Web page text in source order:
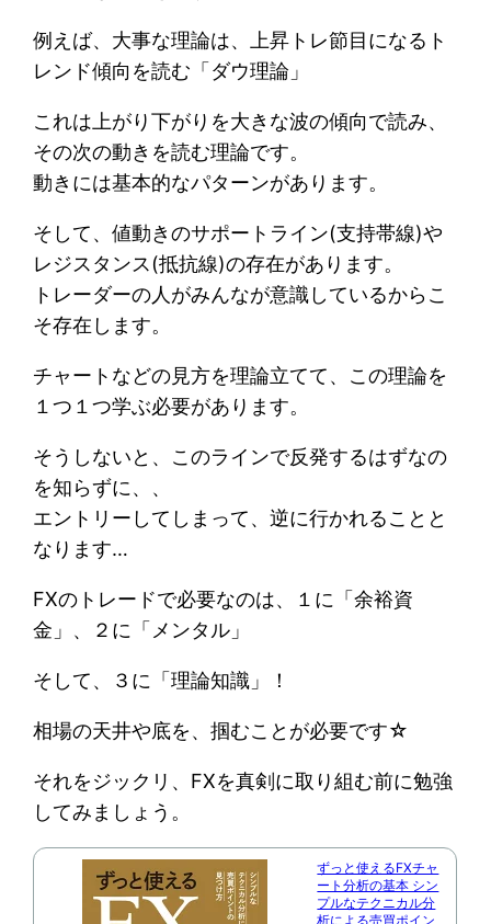
例えば、大事な理論は、上昇トレ節目になるト
レンド傾向を読む「ダウ理論」
これは上がり下がりを大きな波の傾向で読み、
その次の動きを読む理論です。
動きには基本的なパターンがあります。
そして、値動きのサポートライン(支持帯線)や
レジスタンス(抵抗線)の存在があります。
トレーダーの人がみんなが意識しているからこ
そ存在します。
チャートなどの見方を理論立てて、この理論を
１つ１つ学ぶ必要があります。
そうしないと、このラインで反発するはずなの
を知らずに、、
エントリーしてしまって、逆に行かれることと
なります…
FXのトレードで必要なのは、１に「余裕資
金」、２に「メンタル」
そして、３に「理論知識」！
相場の天井や底を、掴むことが必要です☆
それをジックリ、FXを真剣に取り組む前に勉強
してみましょう。
ずっと使えるFXチャ
ート分析の基本 シン
プルなテクニカル分
析による売買ポイン